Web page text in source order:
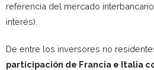
referencia del mercado
interés).
De entre los inversores no
participación de Francia e Italia